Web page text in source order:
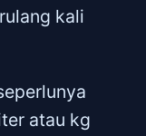
kali
atau kg